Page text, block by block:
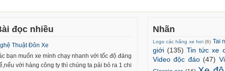
đọc nhiều
Thuật Đôn Xe
bạn muốn xe mình chạy nhanh với tốc độ đáng
với hàng công ty thì chúng ta pải bỏ ra 1 chi
Nhãn
Logo các hãng xe hơi (6) Tai
giới (135) Tin tức xe
Video độc đáo (47)